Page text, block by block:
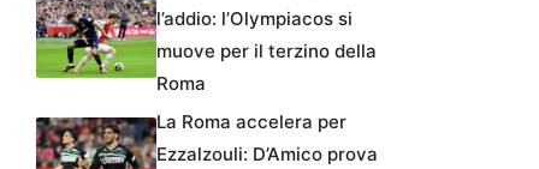
l’addio: l’Olympiacos si
muove per il terzino della
Roma
La Roma accelera per
Ezzalzouli: D’Amico prova